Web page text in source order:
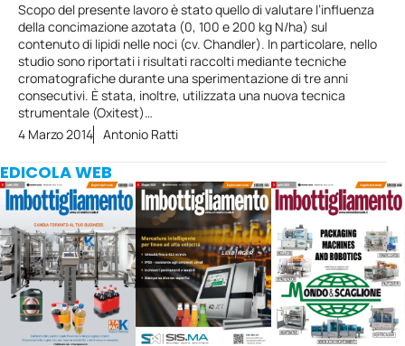
Scopo del presente lavoro è stato quello di valutare l’influenza
della concimazione azotata (0, 100 e 200 kg N/ha) sul
contenuto di lipidi nelle noci (cv. Chandler). In particolare, nello
studio sono riportati i risultati raccolti mediante tecniche
cromatografiche durante una sperimentazione di tre anni
consecutivi. È stata, inoltre, utilizzata una nuova tecnica
strumentale (Oxitest)…
4 Marzo 2014 Antonio Ratti
EDICOLA WEB